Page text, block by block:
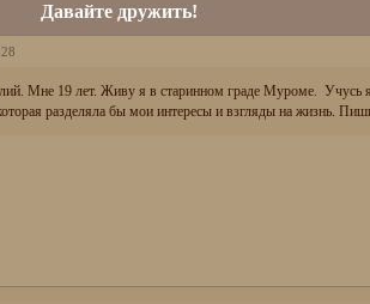
Давайте дружить!
Мне 19 лет. Живу я в старинном граде Муроме. Учусь
разделяла бы мои интересы и взгляды на жизнь.